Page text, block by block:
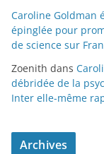
Caroline Goldman
épinglée pour
de science sur
Zoenith dans
débridée de la
Inter elle-même
Archives